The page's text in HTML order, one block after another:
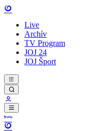
Live
Archív
TV Program
JOJ 24
JOJ Šport